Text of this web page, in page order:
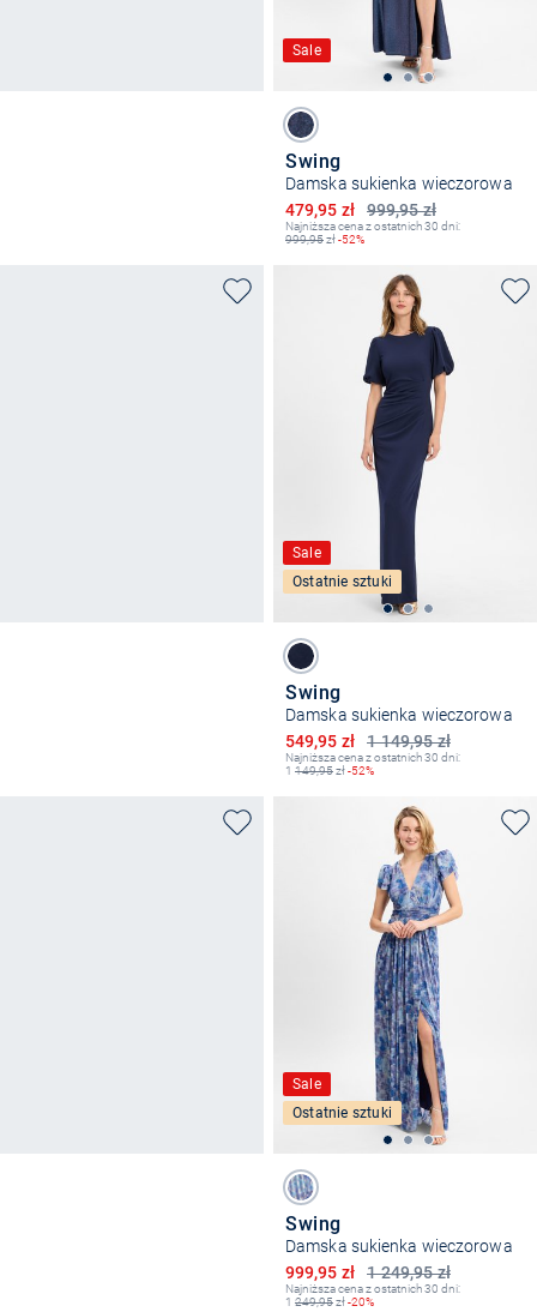
Sale
Swing
Damska sukienka wieczorowa
999,95 zł
Obniżona cena
479,95 zł
Najniższa cena z ostatnich 30 dni:
999,95zł-52%
Sale
Ostatnie sztuki
Swing
Damska sukienka wieczorowa
1 149,95 zł
Obniżona cena
549,95 zł
Najniższa cena z ostatnich 30 dni:
1 149,95zł-52%
Sale
Ostatnie sztuki
Swing
Damska sukienka wieczorowa
1 249,95 zł
Obniżona cena
999,95 zł
Najniższa cena z ostatnich 30 dni:
1 249,95zł-20%